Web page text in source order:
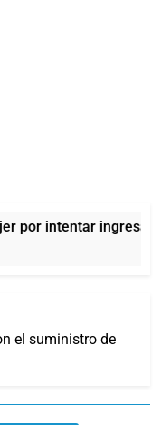
por intentar ingresar
el suministro de